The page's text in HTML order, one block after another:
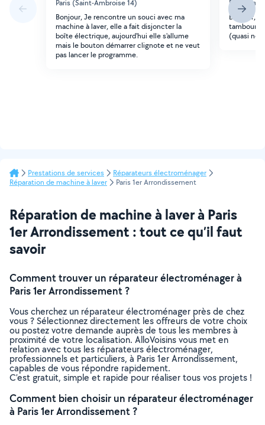
Paris (Saint-Ambroise 14)
Bonjour, Je rencontre un souci avec ma
machine à laver, elle a fait disjoncter la
boîte électrique, aujourd'hui elle s'allume
mais le bouton démarrer clignote et ne veut
pas lancer le programme.
Paris
Bonjour,
tambour
(quasi
Prestations de services
Réparateurs électroménager
Réparation de machine à laver
Paris 1er Arrondissement
Réparation de machine à laver à Paris
1er Arrondissement : tout ce qu’il faut
savoir
Comment trouver un réparateur électroménager à
Paris 1er Arrondissement ?
Vous cherchez un réparateur électroménager près de chez
vous ? Sélectionnez directement les offreurs de votre choix
ou postez votre demande auprès de tous les membres à
proximité de votre localisation. AlloVoisins vous met en
relation avec tous les réparateurs électroménager,
professionnels et particuliers, à Paris 1er Arrondissement,
capables de vous répondre rapidement.
C’est gratuit, simple et rapide pour réaliser tous vos projets !
Comment bien choisir un réparateur électroménager
à Paris 1er Arrondissement ?